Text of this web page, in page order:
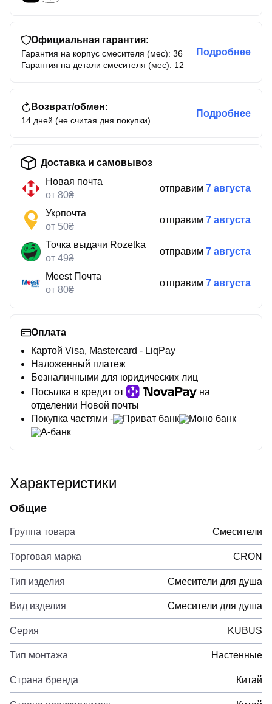
Официальная гарантия:
Гарантия на корпус смесителя (мес): 36
Гарантия на детали смесителя (мес): 12
Подробнее
Возврат/обмен:
14 дней (не считая дня покупки)
Подробнее
Доставка и самовывоз
Новая почта
от 80₴
отправим 7 августа
Укрпочта
от 50₴
отправим 7 августа
Точка выдачи Rozetka
от 49₴
отправим 7 августа
Meest Почта
от 80₴
отправим 7 августа
Оплата
Картой Visa, Mastercard - LiqPay
Наложенный платеж
Безналичными для юридических лиц
Посылка в кредит от
на
отделении Новой почты
Покупка частями -
Приват банк
Моно банк
А-банк
Характеристики
Общие
Группа товара Смесители
Торговая марка CRON
Тип изделия Смесители для душа
Вид изделия Смесители для душа
Серия KUBUS
Тип монтажа Настенные
Страна бренда Китай